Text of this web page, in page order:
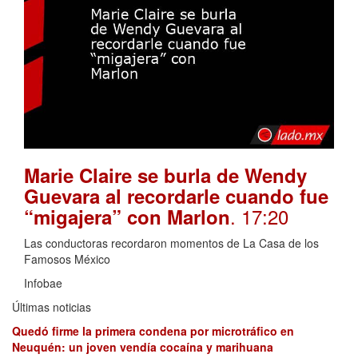
Marie Claire se burla de Wendy
Guevara al recordarle cuando fue
“migajera” con Marlon. 17:20
Las conductoras recordaron momentos de La Casa de los
Famosos México
Infobae
Últimas noticias
Quedó firme la primera condena por microtráfico en
Neuquén: un joven vendía cocaína y marihuana